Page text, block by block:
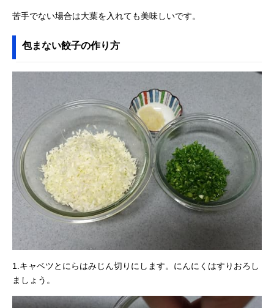
苦手でない場合は大葉を入れても美味しいです。
包まない餃子の作り方
1.キャベツとにらはみじん切りにします。にんにくはすりおろし
ましょう。